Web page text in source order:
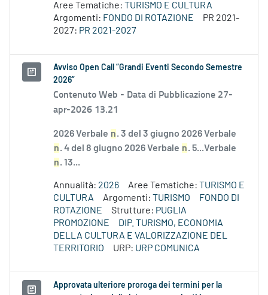
Aree Tematiche: TURISMO E CULTURA
Argomenti: FONDO DI ROTAZIONE
PR 2021-
2027: PR 2021-2027
Avviso Open Call “Grandi Eventi Secondo Semestre
2026”
Contenuto Web - Data di Pubblicazione 27-
apr-2026 13.21
2026 Verbale n. 3 del 3 giugno 2026 Verbale
n. 4 del 8 giugno 2026 Verbale n. 5...Verbale
n. 13...
Annualità: 2026 Aree Tematiche: TURISMO E
CULTURA
Argomenti: TURISMO
FONDO DI
ROTAZIONE
Strutture: PUGLIA
PROMOZIONE
DIP. TURISMO, ECONOMIA
DELLA CULTURA E VALORIZZAZIONE DEL
TERRITORIO
URP: URP COMUNICA
Approvata ulteriore proroga dei termini per la